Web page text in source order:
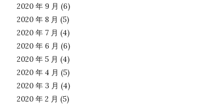
2020 年 9 月 (6)
2020 年 8 月 (5)
2020 年 7 月 (4)
2020 年 6 月 (6)
2020 年 5 月 (4)
2020 年 4 月 (5)
2020 年 3 月 (4)
2020 年 2 月 (5)